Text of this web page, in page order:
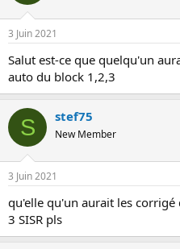
3 Juin 2021
Salut est-ce que quelqu'un
auto du block 1,2,3
S stef75
New Member
3 Juin 2021
qu'elle qu'un aurait les
3 SISR pls